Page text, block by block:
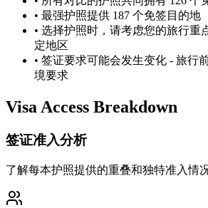
• 最强护照提供 187 个免签目的地
• 选择护照时，请考虑您的旅行重
定地区
• 签证要求可能会发生变化 - 旅行
境要求
Visa Access Breakdown
签证准入分析
了解每本护照提供的重叠和独特准入情